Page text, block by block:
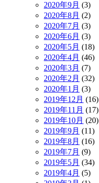
2020年9月 (3)
2020年8月 (2)
2020年7月 (3)
2020年6月 (3)
2020年5月 (18)
2020年4月 (46)
2020年3月 (7)
2020年2月 (32)
2020年1月 (3)
2019年12月 (16)
2019年11月 (17)
2019年10月 (20)
2019年9月 (11)
2019年8月 (16)
2019年7月 (9)
2019年5月 (34)
2019年4月 (5)